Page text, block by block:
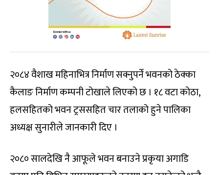
२०८४ वैशाख महिनाभित्र निर्माण सक्नुपर्ने भवनको ठेक्का
कैलाङ निर्माण कम्पनी टोखाले लिएको छ । १८ वटा कोठा,
हलसहितको भवन ट्रससहित चार तलाको हुने पालिका
अध्यक्ष सुनारीले जानकारी दिए ।
२०८० सालदेखि नै आफूले भवन बनाउने प्रकृया अगाडि